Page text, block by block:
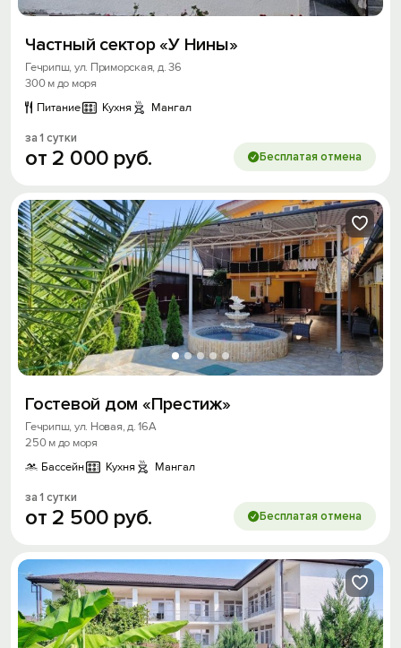
Частный сектор «У Нины»
Гечрипш, ул. Приморская, д. 36
300 м до моря
Питание
Кухня Мангал
за 1 сутки
от 2 000 руб. Бесплатая отмена
Гостевой дом «Престиж»
Гечрипш, ул. Новая, д. 16А
250 м до моря
Бассейн
Кухня Мангал
за 1 сутки
от 2 500 руб. Бесплатая отмена